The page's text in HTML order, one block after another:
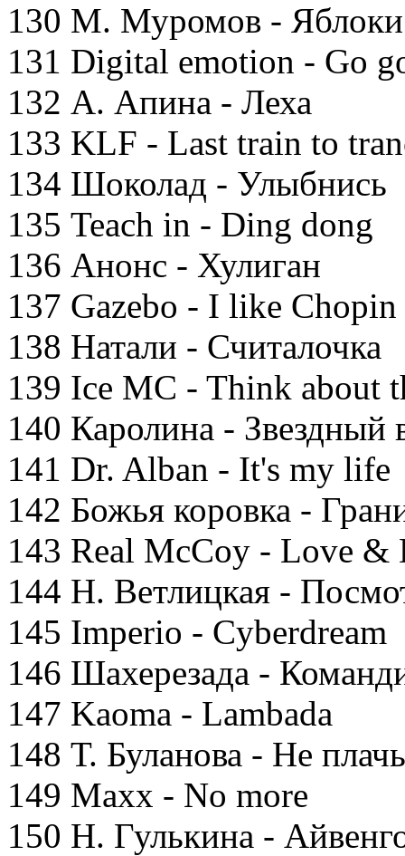
130 М. Муромов - Яблоки
131 Digital emotion - Go
132 А. Апина - Леха
133 KLF - Last train to
134 Шоколад - Улыбнись
135 Teach in - Ding dong
136 Анонс - Хулиган
137 Gazebo - I like Chopin
138 Натали - Считалочка
139 Ice MC - Think about
140 Каролина - Звездный
141 Dr. Alban - It's my life
142 Божья коровка -
143 Real McCoy - Love &
144 Н. Ветлицкая -
145 Imperio - Cyberdream
146 Шахерезада -
147 Kaoma - Lambada
148 Т. Буланова - Не плачь
149 Maxx - No more
150 Н. Гулькина -